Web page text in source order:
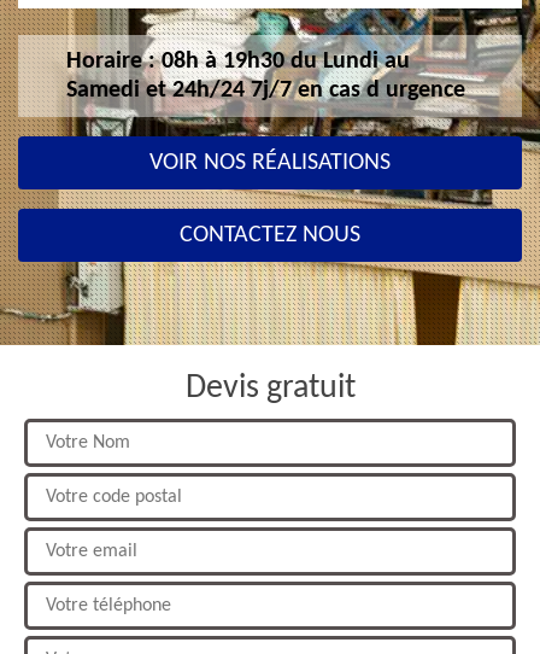
Horaire : 08h à 19h30 du Lundi au
Samedi et 24h/24 7j/7 en cas d urgence
VOIR NOS RÉALISATIONS
CONTACTEZ NOUS
Devis gratuit